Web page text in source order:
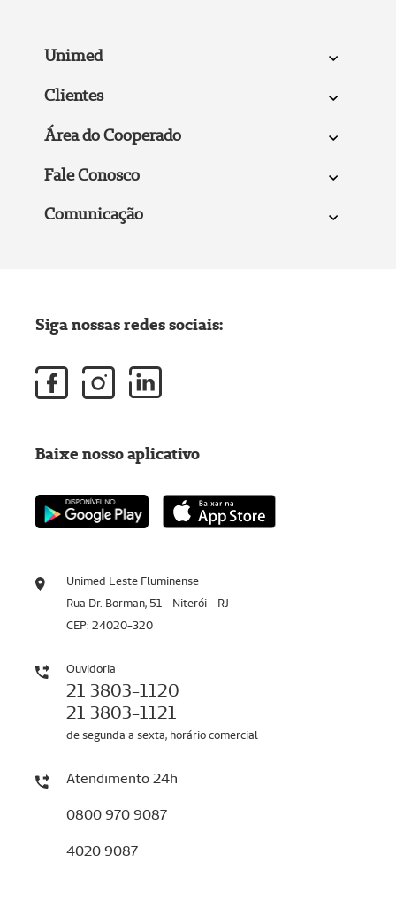
Unimed
Clientes
Área do Cooperado
Fale Conosco
Comunicação
Unimed Leste Fluminense
Rua Dr. Borman, 51 - Niterói - RJ
CEP: 24020-320
Ouvidoria
21 3803-1120
21 3803-1121
de segunda a sexta, horário comercial
Atendimento 24h
0800 970 9087
4020 9087
Siga nossas redes sociais:
Baixe nosso aplicativo